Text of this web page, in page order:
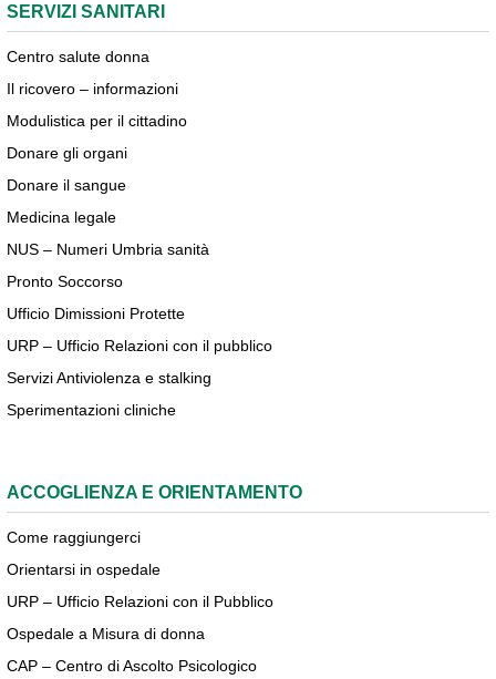
SERVIZI SANITARI
Centro salute donna
Il ricovero – informazioni
Modulistica per il cittadino
Donare gli organi
Donare il sangue
Medicina legale
NUS – Numeri Umbria sanità
Pronto Soccorso
Ufficio Dimissioni Protette
URP – Ufficio Relazioni con il pubblico
Servizi Antiviolenza e stalking
Sperimentazioni cliniche
ACCOGLIENZA E ORIENTAMENTO
Come raggiungerci
Orientarsi in ospedale
URP – Ufficio Relazioni con il Pubblico
Ospedale a Misura di donna
CAP – Centro di Ascolto Psicologico